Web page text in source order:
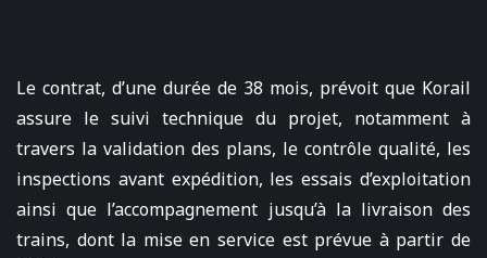
Le contrat, d’une durée de 38 mois, prévoit que Korail
assure le suivi technique du projet, notamment à
travers la validation des plans, le contrôle qualité, les
inspections avant expédition, les essais d’exploitation
ainsi que l’accompagnement jusqu’à la livraison des
trains, dont la mise en service est prévue à partir de